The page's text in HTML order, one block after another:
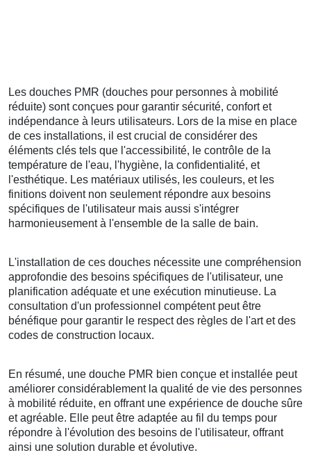
Les douches PMR (douches pour personnes à mobilité
réduite) sont conçues pour garantir sécurité, confort et
indépendance à leurs utilisateurs. Lors de la mise en place
de ces installations, il est crucial de considérer des
éléments clés tels que l'accessibilité, le contrôle de la
température de l'eau, l'hygiène, la confidentialité, et
l'esthétique. Les matériaux utilisés, les couleurs, et les
finitions doivent non seulement répondre aux besoins
spécifiques de l'utilisateur mais aussi s'intégrer
harmonieusement à l'ensemble de la salle de bain.
L'installation de ces douches nécessite une compréhension
approfondie des besoins spécifiques de l'utilisateur, une
planification adéquate et une exécution minutieuse. La
consultation d'un professionnel compétent peut être
bénéfique pour garantir le respect des règles de l'art et des
codes de construction locaux.
En résumé, une douche PMR bien conçue et installée peut
améliorer considérablement la qualité de vie des personnes
à mobilité réduite, en offrant une expérience de douche sûre
et agréable. Elle peut être adaptée au fil du temps pour
répondre à l'évolution des besoins de l'utilisateur, offrant
ainsi une solution durable et évolutive.